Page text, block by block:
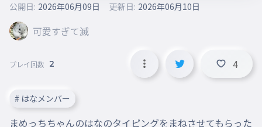
可愛すぎて滅
公開日: 2026年06月09日 更新日: 2026年06月10日
プレイ回数 2 4
# はなメンバー
まめっちちゃんのはなのタイピングをまねさせてもらった